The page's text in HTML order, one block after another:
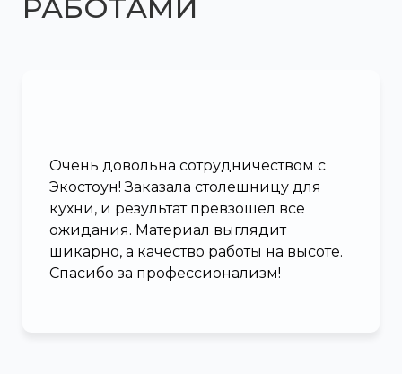
РАБОТАМИ
Очень довольна сотрудничеством с
Экостоун! Заказала столешницу для
кухни, и результат превзошел все
ожидания. Материал выглядит
шикарно, а качество работы на высоте.
Спасибо за профессионализм!